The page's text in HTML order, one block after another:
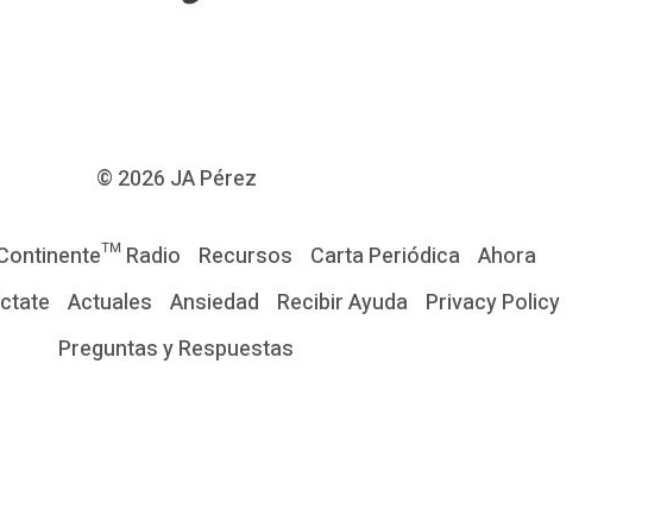
© 2026 JA Pérez
Radio Recursos Carta Periódica Ahora
Actuales Ansiedad Recibir Ayuda
Privacy Policy
Preguntas y Respuestas